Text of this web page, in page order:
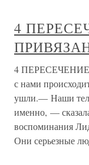
4
4
с нами
ушли.— Наши
именно, —
воспоминания
Они серьезные